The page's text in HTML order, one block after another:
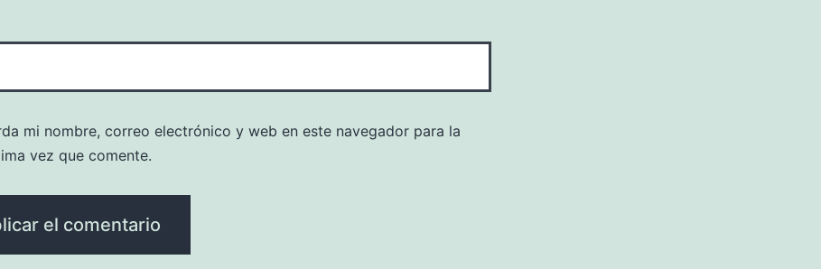
mi nombre, correo electrónico y web en este navegador para la
vez que comente.